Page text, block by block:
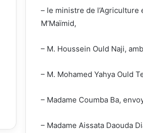
– le ministre de
M’Maïmid,
– M. Houssein Ould Naji,
– M. Mohamed Yahya Ould
– Madame Coumba Ba,
– Madame Aissata Daouda